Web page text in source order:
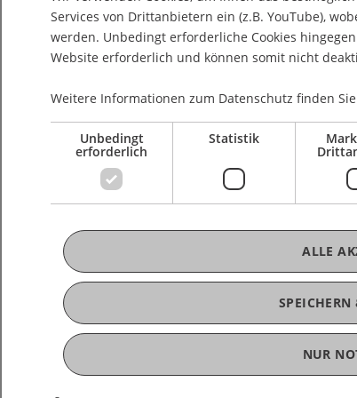
Services von Drittanbietern ein (z.B. YouTube),
werden. Unbedingt erforderliche Cookies
Website erforderlich und können somit nicht
Weitere Informationen zum Datenschutz finden
Unbedingt
erforderlich
Statistik
SPEICHERN
ALLE
NUR